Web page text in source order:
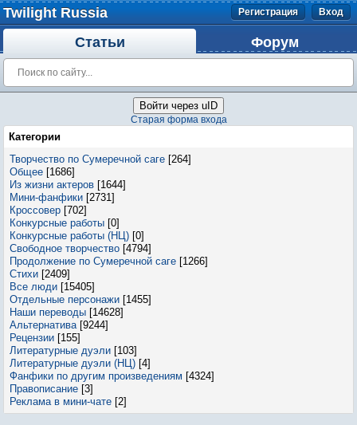
Twilight Russia Регистрация Вход
Статьи Форум
Войти через uID
Старая форма входа
Категории
Творчество по Сумеречной саге [264]
Общее [1686]
Из жизни актеров [1644]
Мини-фанфики [2731]
Кроссовер [702]
Конкурсные работы [0]
Конкурсные работы (НЦ) [0]
Свободное творчество [4794]
Продолжение по Сумеречной саге [1266]
Стихи [2409]
Все люди [15405]
Отдельные персонажи [1455]
Наши переводы [14628]
Альтернатива [9244]
Рецензии [155]
Литературные дуэли [103]
Литературные дуэли (НЦ) [4]
Фанфики по другим произведениям [4324]
Правописание [3]
Реклама в мини-чате [2]